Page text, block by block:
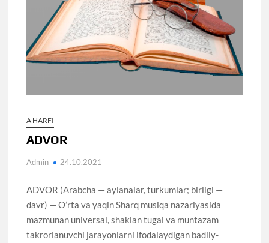
A HARFI
ADVOR
Admin 24.10.2021
ADVOR (Arabcha — aylanalar, turkumlar; birligi —
davr) — O’rta va yaqin Sharq musiqa nazariyasida
mazmunan universal, shaklan tugal va muntazam
takrorlanuvchi jarayonlarni ifodalaydigan badiiy-